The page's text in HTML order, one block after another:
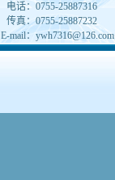
电话： 0755-25887316
传真：0755-25887232
E-mail： ywh7316@126.com